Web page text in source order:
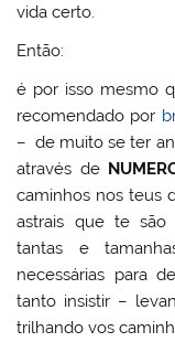
vida certo.
Então:
é por isso mesmo
recomendado por
– de muito se ter
através de
caminhos nos teus
astrais que te são
tantas e
necessárias para
tanto insistir –
trilhando vos